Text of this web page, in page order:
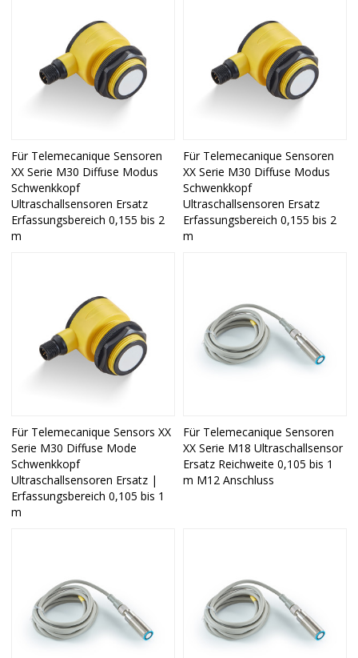
Für Telemecanique Sensoren
XX Serie M30 Diffuse Modus
Schwenkkopf
Ultraschallsensoren Ersatz
Erfassungsbereich 0,155 bis 2
m
Für Telemecanique Sensoren
XX Serie M30 Diffuse Modus
Schwenkkopf
Ultraschallsensoren Ersatz
Erfassungsbereich 0,155 bis 2
m
Für Telemecanique Sensors XX
Serie M30 Diffuse Mode
Schwenkkopf
Ultraschallsensoren Ersatz |
Erfassungsbereich 0,105 bis 1
m
Für Telemecanique Sensoren
XX Serie M18 Ultraschallsensor
Ersatz Reichweite 0,105 bis 1
m M12 Anschluss